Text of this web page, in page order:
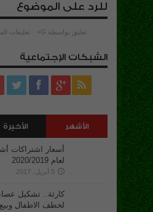
للرد على الموضوع
تعليقات تعليق بواسطة G+
الشبكات الإجتماعية
الأشهر الأخيرة
أسعار اشتراكات
لعام 2020/2019
5 أبريل، 2017
كارثة.. تشكيل
لخطف الاطفال